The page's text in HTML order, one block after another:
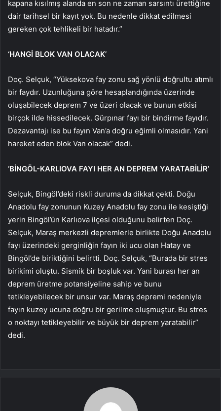
kapana kısılmış alanda en son ne zaman sarsıntı ürettiğine
dair tarihsel bir kayıt yok. Bu nedenle dikkat edilmesi
gereken çok tehlikeli bir hatadır.”
‘HANGİ BLOK VAN OLACAK’
Doç. Selçuk, “Yüksekova fay zonu sağ yönlü doğrultu atımlı
bir faydır. Uzunluğuna göre hesaplandığında üzerinde
oluşabilecek deprem 7 ve üzeri olacak ve bunun etkisi
birçok ilde hissedilecek. Gürpınar fayı bir bindirme fayıdır.
Dezavantajı ise bu fayın Van’a doğru eğimli olmasıdır. Yani
hareket eden blok Van olacak” dedi.
‘BİNGÖL-KARLIOVA FAYI HER AN DEPREM YARATABİLİR’
Selçuk, Bingöl’deki riskli duruma da dikkat çekti. Doğu
Anadolu fay zonunun Kuzey Anadolu fay zonu ile kesiştiği
yerin Bingöl’ün Karlıova ilçesi olduğunu belirten Doç.
Selçuk, Maraş merkezli depremlerle birlikte Doğu Anadolu
fayı üzerindeki gerginliğin fayın iki ucu olan Hatay ve
Bingöl’de biriktiğini belirtti. Doç. Selçuk, “Burada bir stres
birikimi oluştu. Sismik bir boşluk var. Yani burası her an
deprem üretme potansiyeline sahip ve bunu
tetikleyebilecek bir unsur var. Maraş depremi nedeniyle
fayın kuzey ucuna doğru bir gerilme oluşmuştur. Bu stres
o noktayı tetikleyebilir ve büyük bir deprem yaratabilir”
dedi.